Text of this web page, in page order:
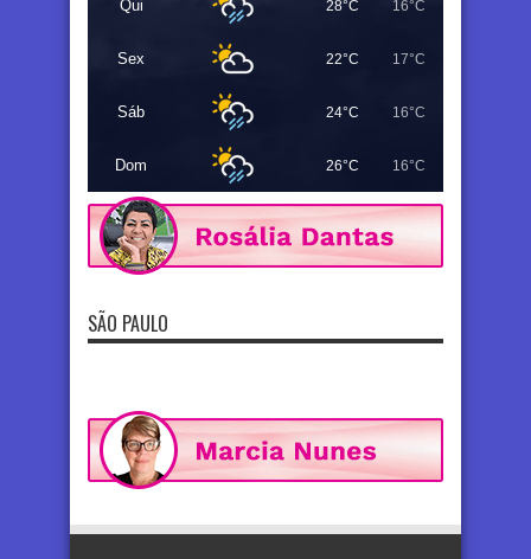
Qui 28°C 16°C
Sex 22°C 17°C
Sáb 24°C 16°C
Dom 26°C 16°C
SÃO PAULO